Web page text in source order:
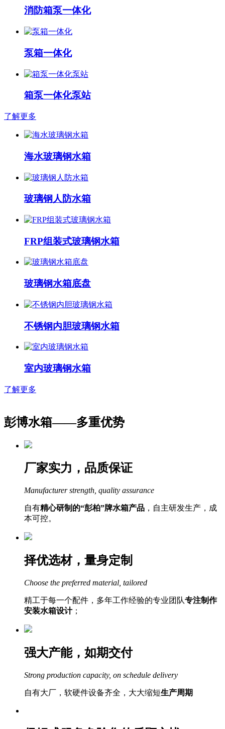
消防箱泵一体化
泵箱一体化
箱泵一体化泵站
了解更多
海水玻璃钢水箱
玻璃钢人防水箱
FRP组装式玻璃钢水箱
玻璃钢水箱底盘
不锈钢内胆玻璃钢水箱
室内玻璃钢水箱
了解更多
彭博水箱——多重优势
厂家实力，品质保证
Manufacturer strength, quality assurance
自有精心研制的“彭柏”牌水箱产品 ，自主研发生产，成
本可控。
择优选材，量身定制
Choose the preferred material, tailored
精工于每一个配件，多年工作经验的专业团队专注制作
安装水箱设计；
强大产能，如期交付
Strong production capacity, on schedule delivery
自有大厂，软硬件设备齐全，大大缩短生产周期